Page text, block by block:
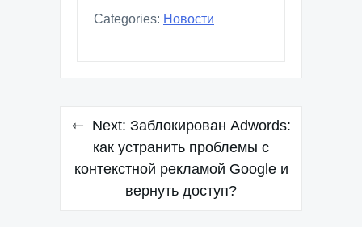
Categories: Новости
Навигация
записям
Next: Заблокирован Adwords:
как устранить проблемы с
контекстной рекламой Google и
вернуть доступ?